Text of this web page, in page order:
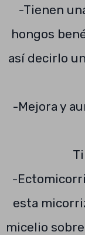
-Tienen
hongos
así decirlo
-Mejora y
-
esta
micelio